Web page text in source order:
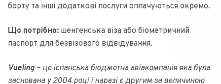
борту та інші додаткові послуги оплачуються окремо.
Що потрібно: шенгенська віза або біометричний
паспорт для безвізового відвідування.
Vueling – це іспанська бюджетна авіакомпанія яка була
заснована у 2004 році і наразі є другим за величиною